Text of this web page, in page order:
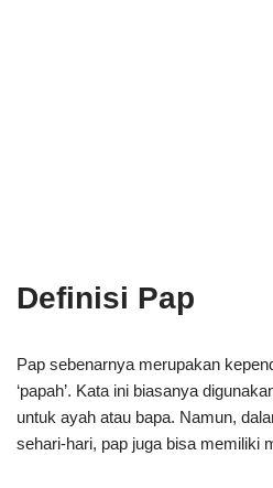
Definisi Pap
Pap sebenarnya merupakan
‘papah’. Kata ini biasanya
untuk ayah atau bapa. Namun,
sehari-hari, pap juga bisa memiliki